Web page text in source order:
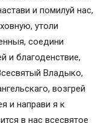
и помилуй нас,
утоли
соедини
и благоденствие,
Владыко,
возгрей
и направи я к
в нас всесвятое